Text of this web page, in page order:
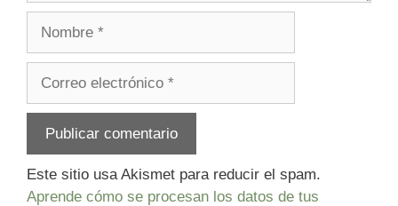
Este sitio usa Akismet para reducir el spam.
Aprende cómo se procesan los datos de tus